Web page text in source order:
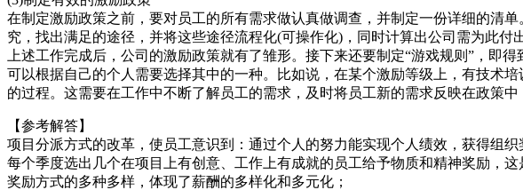
在制定激励政策之前，要对员工的所有需求做认真做调查，并制定一份详细的清
究，找出满足的途径，并将这些途径流程化(可操作化)，同时计算出公司需为此
上述工作完成后，公司的激励政策就有了雏形。接下来还要制定“游戏规则”，即
可以根据自己的个人需要选择其中的一种。比如说，在某个激励等级上，有技术
的过程。这需要在工作中不断了解员工的需求，及时将员工新的需求反映在政策中
【参考解答】
项目分派方式的改革，使员工意识到：通过个人的努力能实现个人绩效，获得组
每个季度选出几个在项目上有创意、工作上有成就的员工给予物质和精神奖励，
奖励方式的多种多样，体现了薪酬的多样化和多元化；